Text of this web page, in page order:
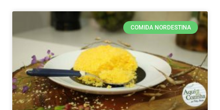
COMIDA NORDESTINA